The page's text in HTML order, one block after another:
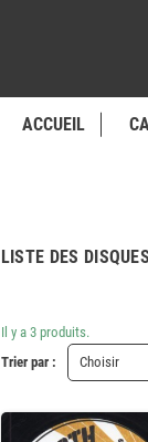
ACCUEIL
LISTE DES
Trier par : Choisir
Il y a 3 produits.